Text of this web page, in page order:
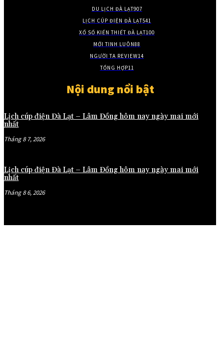
DU LỊCH ĐÀ LẠT907
LỊCH CÚP ĐIỆN ĐÀ LẠT541
XỔ SỐ KIẾN THIẾT ĐÀ LẠT100
MỚI TINH LUÔN88
NGƯỜI TA REVIEW14
TỔNG HỢP11
Nội dung nổi bật
Lịch cúp điện Đà Lạt – Lâm Đồng hôm nay ngày mai mới
nhất
Tháng 8 7, 2026
Lịch cúp điện Đà Lạt – Lâm Đồng hôm nay ngày mai mới
nhất
Tháng 8 6, 2026